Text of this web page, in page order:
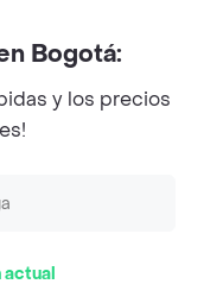
reserved.
Bogotá:
y los precios
actual